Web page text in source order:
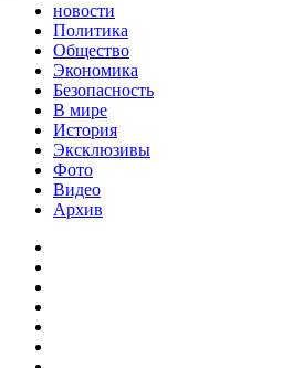
новости
Политика
Общество
Экономика
Безопасность
В мире
История
Эксклюзивы
Фото
Видео
Архив